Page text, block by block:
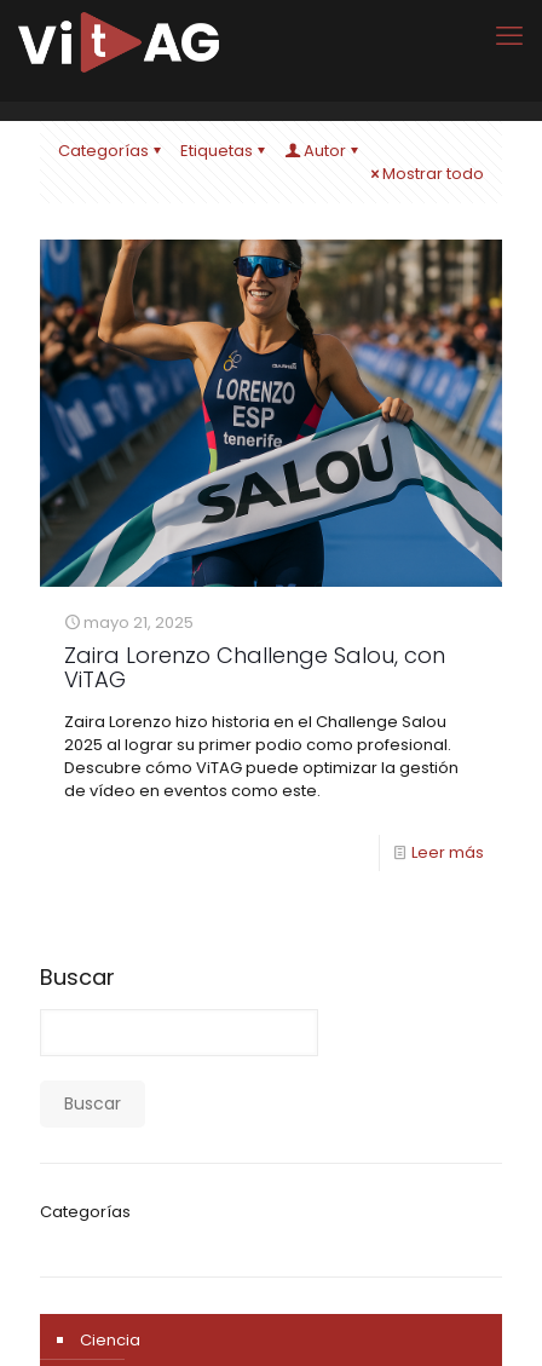
Categorías Etiquetas
Autor
Mostrar todo
mayo 21, 2025
Zaira Lorenzo Challenge Salou, con
ViTAG
Zaira Lorenzo hizo historia en el Challenge Salou
2025 al lograr su primer podio como profesional.
Descubre cómo ViTAG puede optimizar la gestión
de vídeo en eventos como este.
Leer más
Buscar
Buscar
Categorías
Ciencia